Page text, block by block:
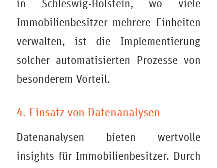
in Schleswig-Holstein, wo viele
Immobilienbesitzer mehrere Einheiten
verwalten, ist die Implementierung
solcher automatisierten Prozesse von
besonderem Vorteil.
4. Einsatz von Datenanalysen
Datenanalysen bieten wertvolle
insights für Immobilienbesitzer. Durch